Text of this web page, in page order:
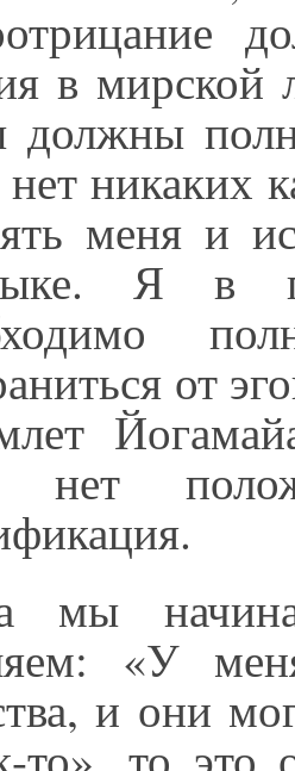
в мирской
никаких
меня и
Я в
от
нет
мы
«У
и они